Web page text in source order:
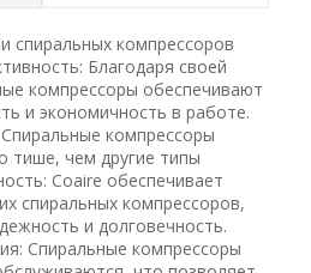
спиральных компрессоров
Благодаря своей
компрессоры обеспечивают
и экономичность в работе.
компрессоры
тише, чем другие типы
Coaire обеспечивает
спиральных компрессоров,
и долговечность.
Спиральные компрессоры